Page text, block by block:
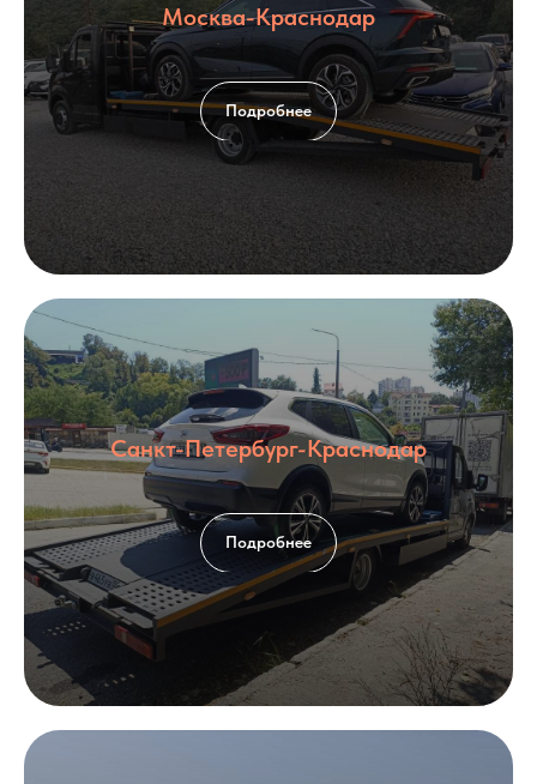
Москва-Краснодар
Подробнее
Санкт-Петербург-Краснодар
Подробнее